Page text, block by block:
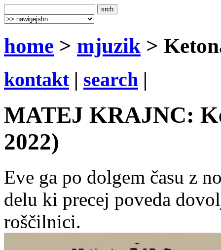
home > mjuzik >
kontakt| search |
MATEJ KRAJNC:
2022)
Eve ga po dolgem času z
delu ki precej poveda
roščilnici.